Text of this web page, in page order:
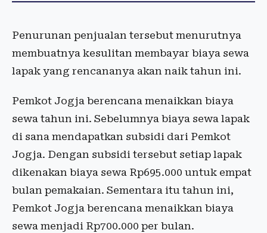
Penurunan penjualan tersebut menurutnya
membuatnya kesulitan membayar biaya sewa
lapak yang rencananya akan naik tahun ini.
Pemkot Jogja berencana menaikkan biaya
sewa tahun ini. Sebelumnya biaya sewa lapak
di sana mendapatkan subsidi dari Pemkot
Jogja. Dengan subsidi tersebut setiap lapak
dikenakan biaya sewa Rp695.000 untuk empat
bulan pemakaian. Sementara itu tahun ini,
Pemkot Jogja berencana menaikkan biaya
sewa menjadi Rp700.000 per bulan.